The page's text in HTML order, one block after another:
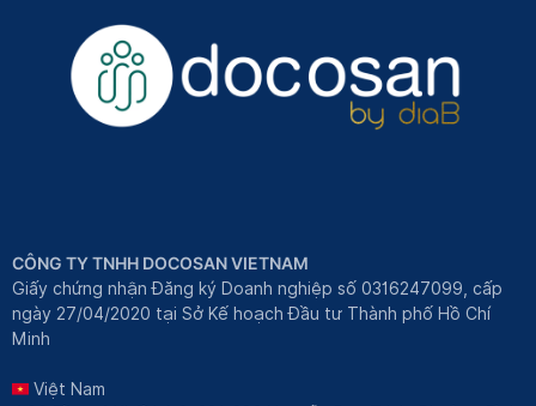
CÔNG TY TNHH DOCOSAN VIETNAM
Giấy chứng nhận Đăng ký Doanh nghiệp số 0316247099, cấp
ngày 27/04/2020 tại Sở Kế hoạch Đầu tư Thành phố Hồ Chí
Minh
Việt Nam